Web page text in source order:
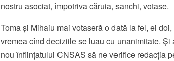
nostru asociat, împotriva căruia, sanchi, votase.
Toma și Mihaiu mai votaseră o dată la fel, ei
vremea cînd deciziile se luau cu unanimitate.
nou înființatului CNSAS să ne verifice redacția